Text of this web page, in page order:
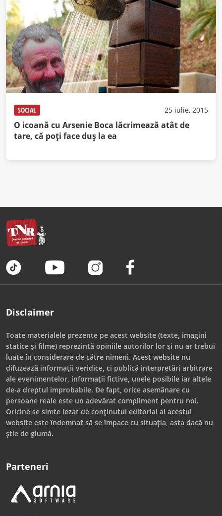
SOCIAL 25 iulie, 2015
O icoană cu Arsenie Boca lăcrimează atât de
tare, că poți face duș la ea
Disclaimer
Toate materialele prezente pe acest website (texte, imagini
statice și filme) reprezintă opiniile autorilor lor și nu ar trebui
luate în considerare de către nimeni. Acest website nu
difuzează informații veridice, ci publică interpretări arbitrare
ale evenimentelor, informații fictive, unele posibile iar altele
de-a dreptul improbabile. De fapt, orice asemănare cu
persoane reale este un adevărat compliment pentru noi.
Oricine se simte lezat de conținutul editorial al acestui
website este îndemnat să se împace cu situația, asta dacă nu
știe de glumă.
Parteneri